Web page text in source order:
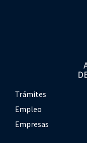
Trámites
Empleo
Empresas